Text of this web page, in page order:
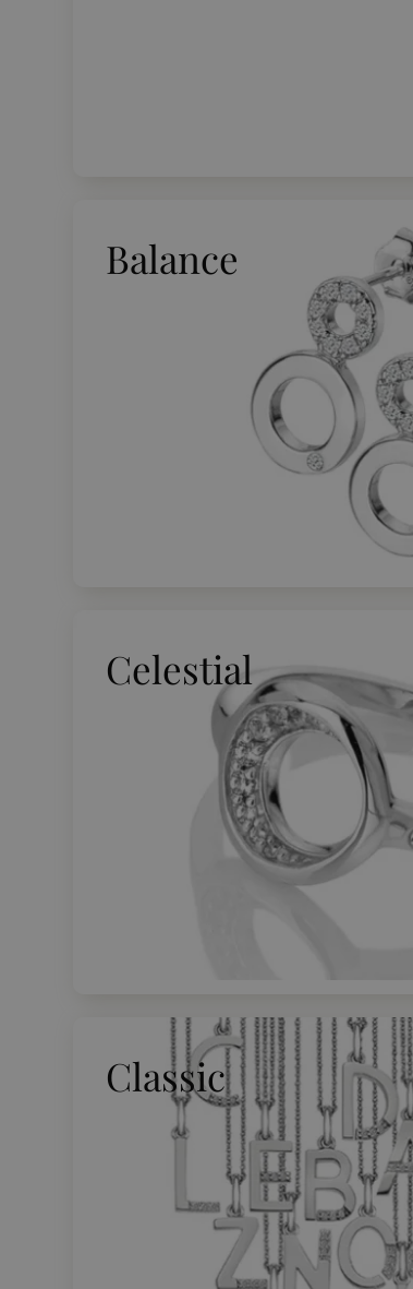
Balance
Celestial
Classic